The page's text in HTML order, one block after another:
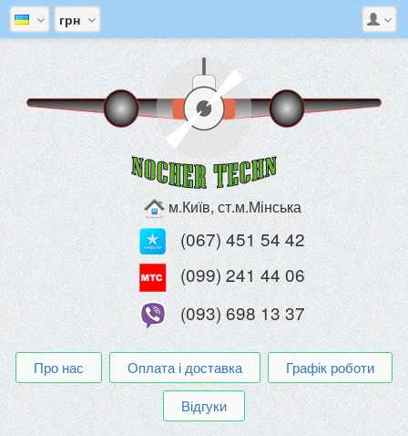
грн
м.Київ, ст.м.Мінська
(067) 451 54 42
(099) 241 44 06
(093) 698 13 37
Про нас Оплата і доставка
Графік роботи
Відгуки